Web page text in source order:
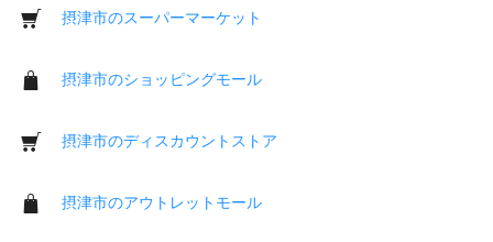
摂津市のスーパーマーケット
摂津市のショッピングモール
摂津市のディスカウントストア
摂津市のアウトレットモール